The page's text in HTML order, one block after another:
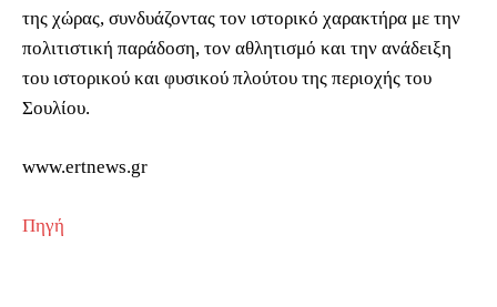
της χώρας, συνδυάζοντας τον ιστορικό χαρακτήρα με την
πολιτιστική παράδοση, τον αθλητισμό και την ανάδειξη
του ιστορικού και φυσικού πλούτου της περιοχής του
Σουλίου.
www.ertnews.gr
Πηγή